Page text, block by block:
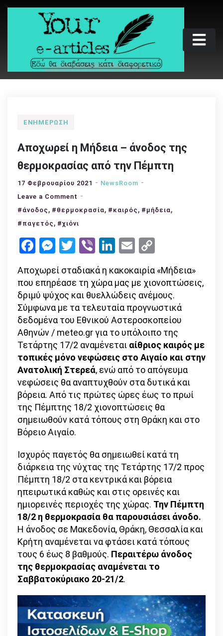
Skip
Your e-articles
Εδώ θα διαβάσεις κάτι διαφορετικό
ΕΝΗΜΈΡΩΣΗ
Αποχωρεί η Μήδεια – άνοδος της
θερμοκρασίας από την Πέμπτη
17 Φεβρουαρίου 2021
NewsRoom
Leave a Comment on
Αποχωρεί
της
θερμοκρασίας
από
την
Πέμπτη
#άνοδος , #θερμοκρασία, #καιρός , #μήδεια,
#παγετός , #χιόνι
Facebook
Messenger
Twitter
ViberLinkedIn
Email
Link
Αποχωρεί σταδιακά η κακοκαιρία «Μήδεια»
που επηρέασε τη χώρα μας με χιονοπτώσεις,
δριμύ ψύχος και θυελλώδεις ανέμους.
Σύμφωνα με τα τελευταία προγνωστικά
δεδομένα του Εθνικού Αστεροσκοπείου
Αθηνών / meteo.gr για το υπόλοιπο της
Τετάρτης 17/2 αναμένεται αίθριος καιρός με
τοπικές μόνο νεφώσεις στο Αιγαίο και στην
Ανατολική Στερεά, ενώ από το απόγευμα
νεφώσεις θα αναπτυχθούν στα δυτικά και
βόρεια. Από τις πρώτες ώρες έως το πρωί
της Πέμπτης 18/2 χιονοπτώσεις θα
σημειωθούν κατά τόπους στη Θράκη και στο
Βόρειο Αιγαίο.
Ισχυρός παγετός θα σημειωθεί κατά τη
διάρκεια της νύχτας της Τετάρτης 17/2 προς
Πέμπτη 18/2 στα κεντρικά και βόρεια
ηπειρωτικά καθώς και στις ορεινές και
ημιορεινές περιοχές της χώρας. Την Πέμπτη
18/2 η θερμοκρασία θα παρουσιάσει άνοδο.
Η άνοδος σε Μακεδονία, Θράκη, Θεσσαλία και
Κρήτη αναμένεται να φτάσει κατά τόπους
τους 6 έως 8 βαθμούς. Περαιτέρω άνοδος
της θερμοκρασίας αναμένεται το
Σαββατοκύριακο 20-21/2.